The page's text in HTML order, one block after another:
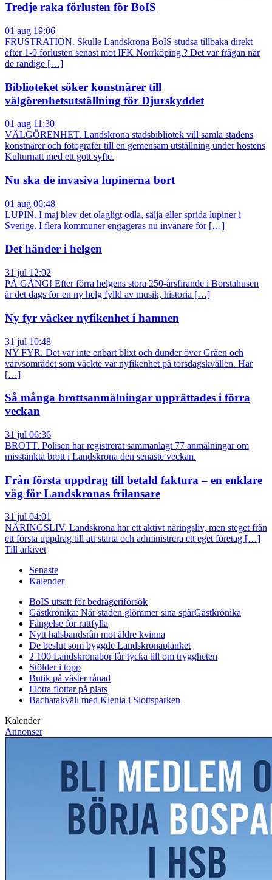
Tredje raka förlusten för BoIS
01 aug 19:06
FRUSTRATION. Skulle Landskrona BoIS studsa tillbaka direkt
efter 1-0 förlusten senast mot IFK Norrköping.? Det var frågan när
de randige […]
Biblioteket söker konstnärer till
välgörenhetsutställning för Djurskyddet
01 aug 11:30
VÄLGÖRENHET. Landskrona stadsbibliotek vill samla stadens
konstnärer och fotografer till en gemensam utställning under höstens
Kulturnatt med ett gott syfte.
Nu ska de invasiva lupinerna bort
01 aug 06:48
LUPIN. I maj blev det olagligt odla, sälja eller sprida lupiner i
Sverige. I flera kommuner engageras nu invånare för […]
Det händer i helgen
31 jul 12:02
PÅ GÅNG! Efter förra helgens stora 250-årsfirande i Borstahusen
är det dags för en ny helg fylld av musik, historia […]
Ny fyr väcker nyfikenhet i hamnen
31 jul 10:48
NY FYR. Det var inte enbart blixt och dunder över Gråen och
varvsområdet som väckte vår nyfikenhet på torsdagskvällen. Har
[…]
Så många brottsanmälningar upprättades i förra
veckan
31 jul 06:36
BROTT. Polisen har registrerat sammanlagt 77 anmälningar om
misstänkta brott i Landskrona den senaste veckan.
Från första uppdrag till betald faktura – en enklare
väg för Landskronas frilansare
31 jul 04:01
NÄRINGSLIV. Landskrona har ett aktivt näringsliv, men steget från
ett första uppdrag till att starta och administrera ett eget företag […]
Till arkivet
Senaste
Kalender
BoIS utsatt för bedrägeriförsök
Gästkrönika: När staden glömmer sina spårGästkrönika
Fängelse för rattfylla
Nytt halsbandsrån mot äldre kvinna
De beslut som byggde Landskronaplanket
2 100 Landskronabor får tycka till om tryggheten
Stölder i topp
Butik på väster rånad
Flotta flottar på plats
Bachatakväll med Klenia i Slottsparken
Kalender
Annonser